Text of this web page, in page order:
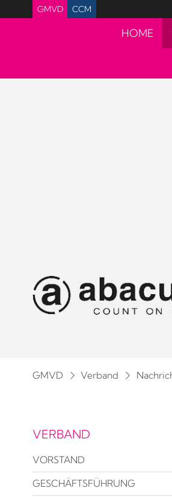
GMVD CCM
HOME
GMVD Verband
VERBAND
VORSTAND
GESCHÄFTSFÜHRUNG